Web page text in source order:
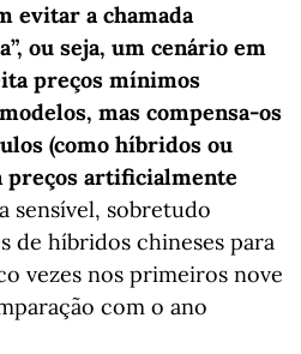
evitar a chamada
ou seja, um cenário em
preços mínimos
mas compensa-os
(como híbridos ou
preços artificialmente
sensível, sobretudo
de híbridos chineses para
vezes nos primeiros nove
com o ano